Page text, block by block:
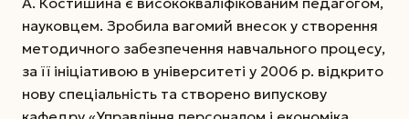
науковцем. Зробила вагомий внесок у створення
методичного забезпечення навчального процесу,
за її ініціативою в університеті у 2006 р. відкрито
нову спеціальність та створено випускову